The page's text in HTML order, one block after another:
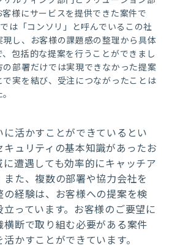
様にサービスを提供できた案件で
は「コンソリ」と呼んでいるこの社
現し、お客様の課題感の整理から具体
包括的な提案を行うことができまし
の部署だけでは実現できなかった提案
実を結び、受注につながったことは
活かすことができているとい
キュリティの基本知識があったお
遭遇しても効率的にキャッチア
また、複数の部署や協力会社を
経験は、お客様への提案を検
っています。お客様のご要望に
断で取り組む必要がある案件
かすことができています。